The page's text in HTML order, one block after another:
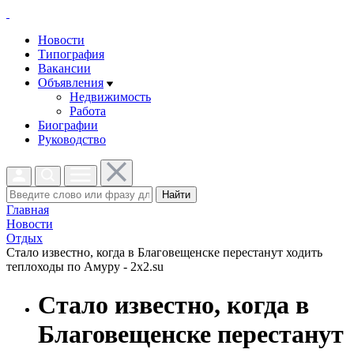
Новости
Типография
Вакансии
Объявления
Недвижимость
Работа
Биографии
Руководство
Найти
Главная
Новости
Отдых
Стало известно, когда в Благовещенске перестанут ходить
теплоходы по Амуру - 2x2.su
Стало известно, когда в
Благовещенске перестанут